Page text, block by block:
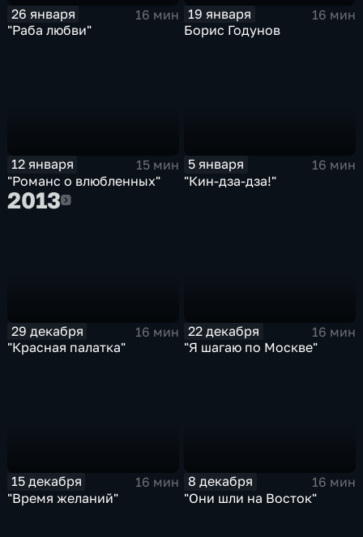
26 января
16 мин
"Раба любви"
19 января
16 мин
Борис Годунов
12 января
15 мин
"Романс о влюбленных"
5 января
16 мин
"Кин-дза-дза!"
20132013
29 декабря
16 мин
"Красная палатка"
22 декабря
16 мин
"Я шагаю по Москве"
15 декабря
16 мин
"Время желаний"
8 декабря
16 мин
"Они шли на Восток"